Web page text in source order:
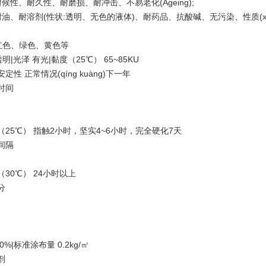
性、耐久性、耐磨损、耐冲击、不易老化(Ageing);
、耐溶剂(性状:透明、无色的液体)、耐药品、抗酸碱、无污染、性质
色、绿色、黄色等
明|光泽 有光|黏度（25℃） 65~85KU
定性 正常情况(qíng kuàng)下一年
间
） 指触2小时，坚实4~6小时，完全硬化7天
隔
） 24小时以上
标准涂布量 0.2kg/㎡